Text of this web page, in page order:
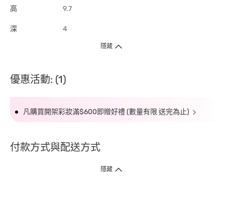
高 9.7
深 4
隱藏
優惠活動: (1)
凡購買開架彩妝滿$600即贈好禮 (數量有限 送完為止)
付款方式與配送方式
隱藏